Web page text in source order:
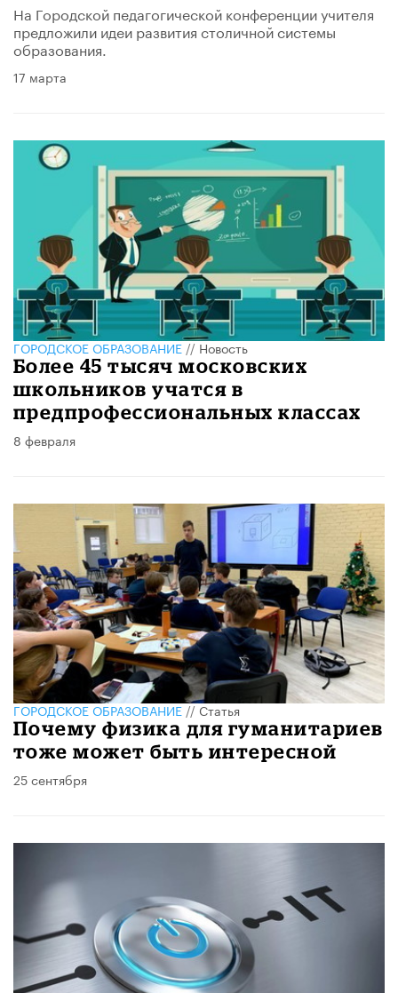
На Городской педагогической конференции учителя
предложили идеи развития столичной системы
образования.
17 марта
ГОРОДСКОЕ ОБРАЗОВАНИЕ//Новость
Более 45 тысяч московских
школьников учатся в
предпрофессиональных классах
8 февраля
ГОРОДСКОЕ ОБРАЗОВАНИЕ//Статья
Почему физика для гуманитариев
тоже может быть интересной
25 сентября